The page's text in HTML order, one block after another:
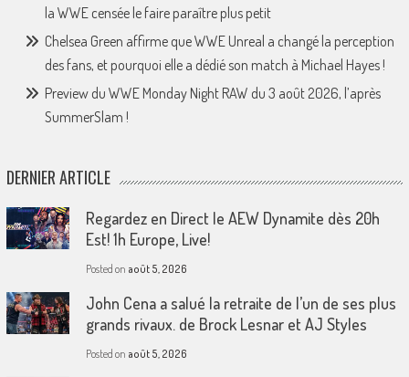
la WWE censée le faire paraître plus petit
Chelsea Green affirme que WWE Unreal a changé la perception
des fans, et pourquoi elle a dédié son match à Michael Hayes !
Preview du WWE Monday Night RAW du 3 août 2026, l’après
SummerSlam !
DERNIER ARTICLE
Regardez en Direct le AEW Dynamite dès 20h
Est! 1h Europe, Live!
Posted on août 5, 2026
John Cena a salué la retraite de l’un de ses plus
grands rivaux. de Brock Lesnar et AJ Styles
Posted on août 5, 2026